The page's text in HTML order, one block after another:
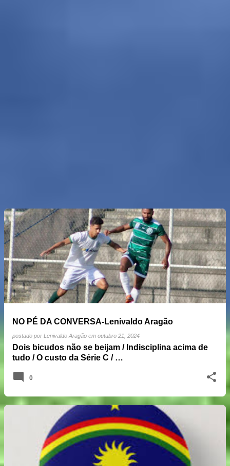
NO PÉ DA CONVERSA-Lenivaldo Aragão
postado por Lenivaldo Aragão em outubro 21, 2024
Dois bicudos não se beijam / Indisciplina acima de
tudo / O custo da Série C / …
0